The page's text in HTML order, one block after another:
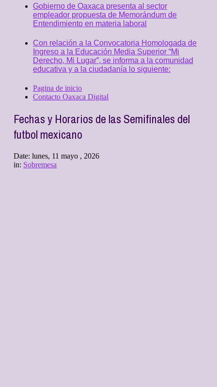
Gobierno de Oaxaca presenta al sector
empleador propuesta de Memorándum de
Entendimiento en materia laboral
Con relación a la Convocatoria Homologada de
Ingreso a la Educación Media Superior “Mi
Derecho, Mi Lugar”, se informa a la comunidad
educativa y a la ciudadanía lo siguiente:
Pagina de inicio
Contacto Oaxaca Digital
Fechas y Horarios de las Semifinales del
futbol mexicano
Date: lunes, 11 mayo , 2026
in: Sobremesa